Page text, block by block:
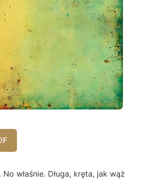
właśnie. Długa, kręta, jak wąż